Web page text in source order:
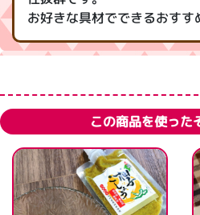
お好きな具材でできるおす
この商品を使った